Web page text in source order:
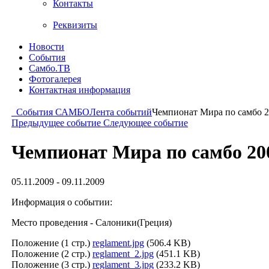
Контакты
Реквизиты
Новости
События
Самбо.ТВ
Фотогалерея
Контактная информация
События САМБОЛента событийЧемпионат Мира по самбо
Предыдущее событие Следующее событие
Чемпионат Мира по самбо
05.11.2009 - 09.11.2009
Информация о событии:
Место проведения - Салоники(Греция)
Положение (1 стр.) reglament.jpg (506.4 KB)
Положение (2 стр.) reglament_2.jpg (451.1 KB)
Положение (3 стр.) reglament_3.jpg (233.2 KB)